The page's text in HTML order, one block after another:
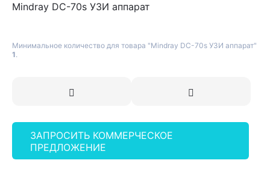
Mindray DC-70s УЗИ аппарат
Минимальное количество для товара "Mindray DC-70s УЗИ аппарат"
1.
ЗАПРОСИТЬ КОММЕРЧЕСКОЕ
ПРЕДЛОЖЕНИЕ